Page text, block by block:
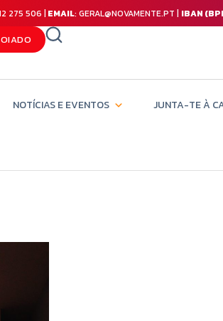
275 506 | EMAIL: GERAL@NOVAMENTE.PT | IBAN
NOTÍCIAS E EVENTOS JUNTA-TE À